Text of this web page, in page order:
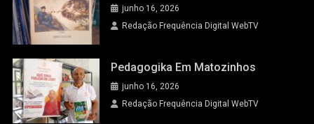
junho 16, 2026
Redação Frequência Digital WebTV
Pedagogika Em Matozinhos
junho 16, 2026
Redação Frequência Digital WebTV